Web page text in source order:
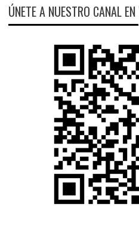
ÚNETE A NUESTRO CANAL